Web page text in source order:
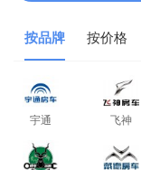
按品牌 按价格
宇通 飞神